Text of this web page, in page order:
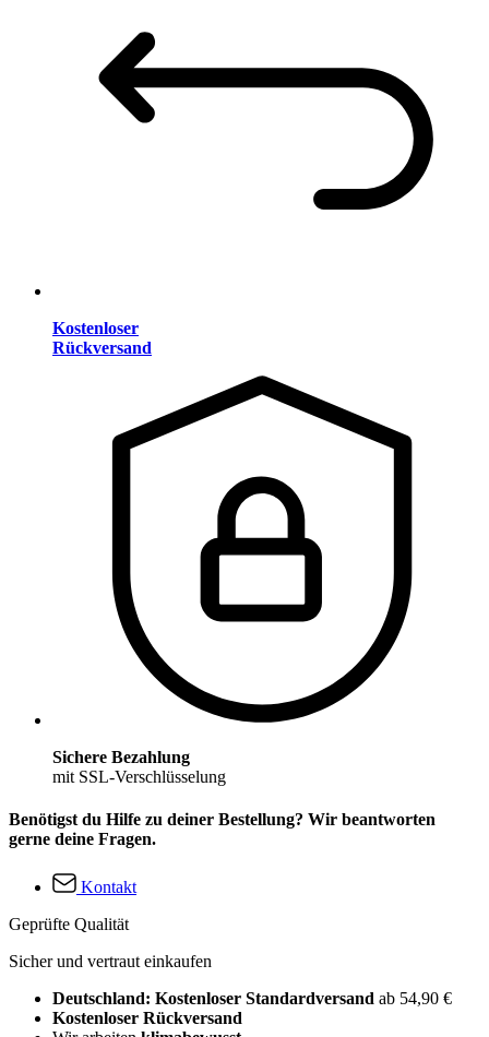
Kostenloser
Rückversand
Sichere Bezahlung
mit SSL-Verschlüsselung
Benötigst du Hilfe zu deiner Bestellung? Wir beantworten
gerne deine Fragen.
Kontakt
Geprüfte Qualität
Sicher und vertraut einkaufen
Deutschland: Kostenloser Standardversand ab 54,90 €
Kostenloser Rückversand